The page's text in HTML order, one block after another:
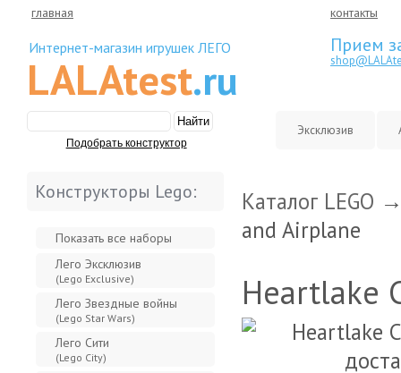
главная контакты
Интернет-магазин игрушек ЛЕГО
LALAtest.ru
Прием
Эксклюзив
Каталог LEGO
and Airplane
Heartlake
Конструкторы Lego:
Показать все наборы
Лего Эксклюзив
(Lego Exclusive)
Лего Звeздные войны
(Lego Star Wars)
Лего Сити
(Lego City)